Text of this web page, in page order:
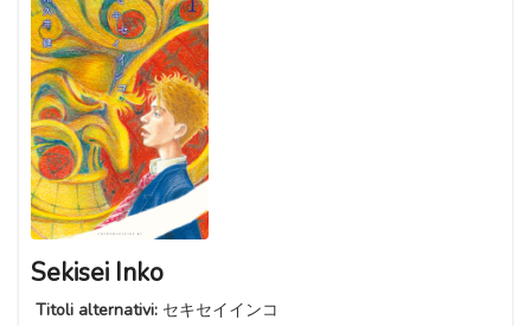
Sekisei Inko
Titoli alternativi: セキセイインコ